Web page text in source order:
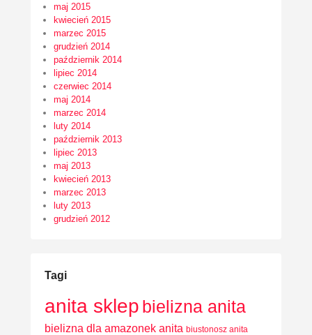
maj 2015
kwiecień 2015
marzec 2015
grudzień 2014
październik 2014
lipiec 2014
czerwiec 2014
maj 2014
marzec 2014
luty 2014
październik 2013
lipiec 2013
maj 2013
kwiecień 2013
marzec 2013
luty 2013
grudzień 2012
Tagi
anita sklep bielizna anita
bielizna dla amazonek anita biustonosz anita